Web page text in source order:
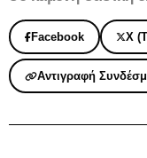
Facebook X
Αντιγραφή